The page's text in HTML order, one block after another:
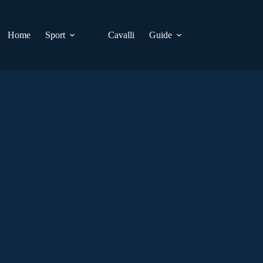
Home
Sport Cavalli Guide